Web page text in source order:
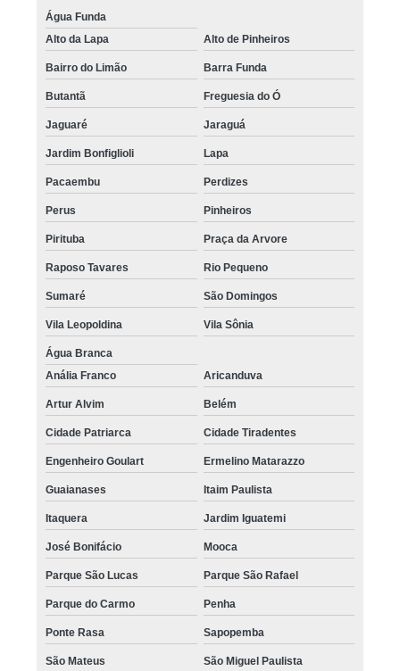
Água Funda
Alto da Lapa
Alto de Pinheiros
Bairro do Limão Barra Funda
Butantã Freguesia do Ó
Jaguaré Jaraguá
Jardim Bonfiglioli Lapa
Pacaembu Perdizes
Perus Pinheiros
Pirituba Praça da Arvore
Raposo Tavares Rio Pequeno
Sumaré São Domingos
Vila Leopoldina Vila Sônia
Água Branca
Anália Franco
Aricanduva
Artur Alvim Belém
Cidade Patriarca Cidade Tiradentes
Engenheiro Goulart Ermelino Matarazzo
Guaianases Itaim Paulista
Itaquera Jardim Iguatemi
José Bonifácio Mooca
Parque São Lucas Parque São Rafael
Parque do Carmo Penha
Ponte Rasa Sapopemba
São Mateus São Miguel Paulista